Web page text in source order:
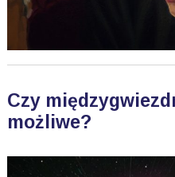
Czy
możliwe?